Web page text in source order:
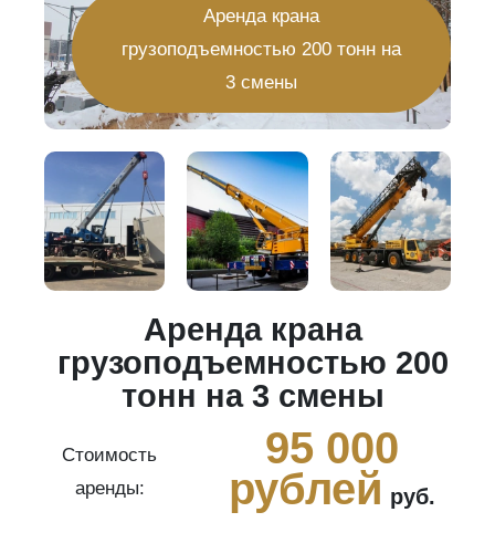
Аренда крана
грузоподъемностью 200 тонн на
3 смены
Аренда крана
грузоподъемностью 200
тонн на 3 смены
Стоимость
аренды:
95 000
рублей руб.